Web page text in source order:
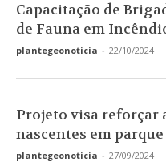
Capacitação de
de Fauna em
plantegeonoticia - 22/10/2024
Projeto visa reforçar
nascentes em
plantegeonoticia - 27/09/2024